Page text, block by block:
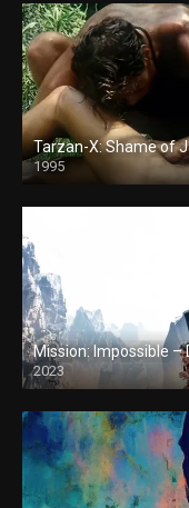
Tarzan-X: Shame of
1995
Mission: Impossible –
2023